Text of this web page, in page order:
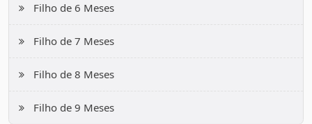
Filho de 6 Meses
Filho de 7 Meses
Filho de 8 Meses
Filho de 9 Meses